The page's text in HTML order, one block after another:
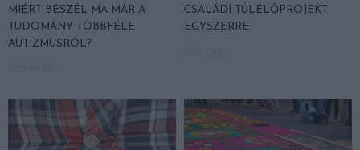
MIÉRT BESZÉL MA MÁR A
TUDOMÁNY TÖBBFÉLE
AUTIZMUSRÓL?
CSALÁDI TÚLÉLŐPROJEKT
EGYSZERRE